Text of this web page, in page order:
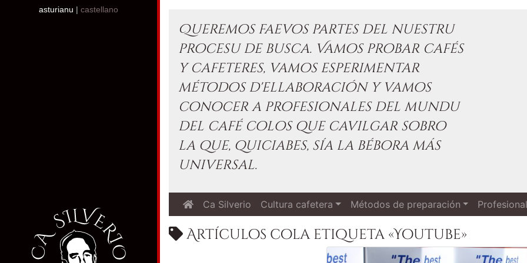
asturianu |castellano
Queremos faevos partes del nuestru
procesu de busca. Vamos probar cafés
y cafeteres, vamos esperimentar
métodos d'ellaboración y vamos
conocer a profesionales del mundu
del café colos que cavilgar sobro
la que, quiciabes, sía la bébora más
universal.
Ca Silverio Cultura cafetera Métodos de preparación
Artículos cola etiqueta «Youtube»